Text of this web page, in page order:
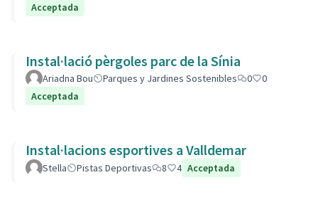
Acceptada
Instal·lació pèrgoles parc de la Sínia
Ariadna Bou Parques y Jardines Sostenibles 0
0
Acceptada
Instal·lacions esportives a Valldemar
Stella Pistas Deportivas 8 4 Acceptada